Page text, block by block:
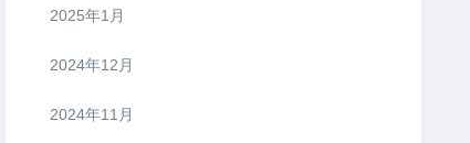
2025年1月
2024年12月
2024年11月